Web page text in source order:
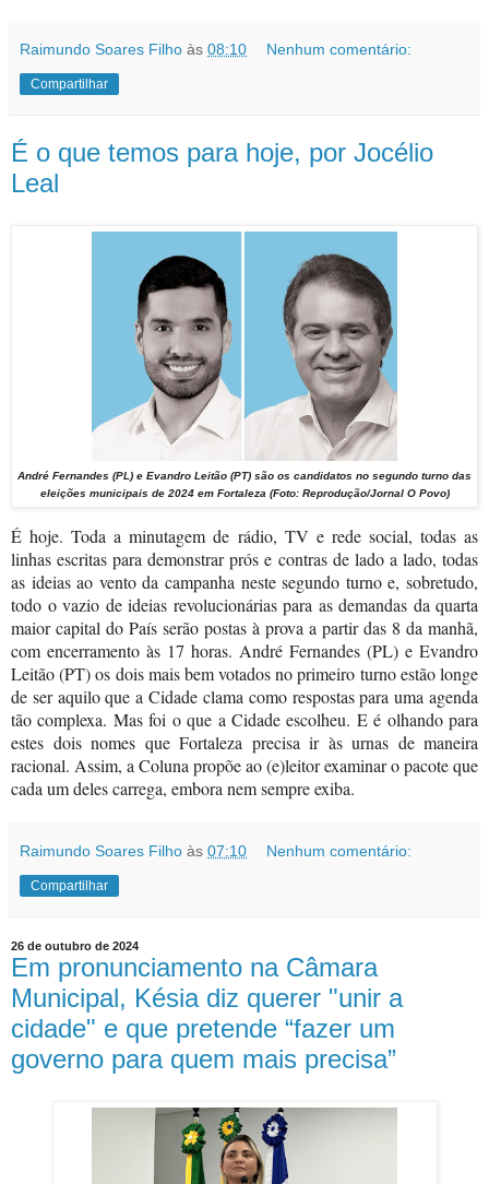
Raimundo Soares Filho às 08:10 Nenhum comentário:
Compartilhar
É o que temos para hoje, por Jocélio
Leal
André Fernandes (PL) e Evandro Leitão (PT) são os candidatos no segundo turno das
eleições municipais de 2024 em Fortaleza (Foto: Reprodução/Jornal O Povo)
É hoje. Toda a minutagem de rádio, TV e rede social, todas as
linhas escritas para demonstrar prós e contras de lado a lado, todas
as ideias ao vento da campanha neste segundo turno e, sobretudo,
todo o vazio de ideias revolucionárias para as demandas da quarta
maior capital do País serão postas à prova a partir das 8 da manhã,
com encerramento às 17 horas. André Fernandes (PL) e Evandro
Leitão (PT) os dois mais bem votados no primeiro turno estão longe
de ser aquilo que a Cidade clama como respostas para uma agenda
tão complexa. Mas foi o que a Cidade escolheu. E é olhando para
estes dois nomes que Fortaleza precisa ir às urnas de maneira
racional. Assim, a Coluna propõe ao (e)leitor examinar o pacote que
cada um deles carrega, embora nem sempre exiba.
Raimundo Soares Filho às 07:10 Nenhum comentário:
Compartilhar
26 de outubro de 2024
Em pronunciamento na Câmara
Municipal, Késia diz querer "unir a
cidade" e que pretende “fazer um
governo para quem mais precisa”